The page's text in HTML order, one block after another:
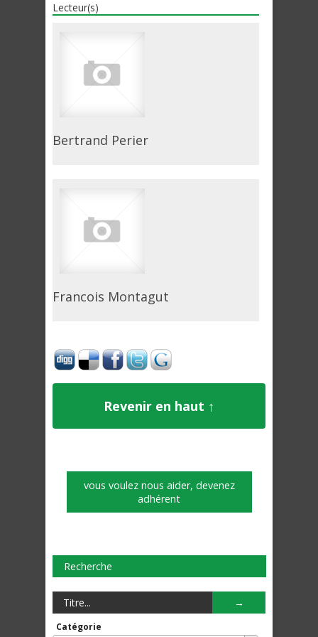
Lecteur(s)
Bertrand Perier
Francois Montagut
Revenir en haut ↑
vous voulez nous aider, devenez
adhérent
Recherche
Catégorie